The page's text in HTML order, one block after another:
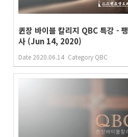
퀸장 바이블 칼리지 QBC 특강 -
사 (Jun 14, 2020)
Date 2020.06.14 Category QBC